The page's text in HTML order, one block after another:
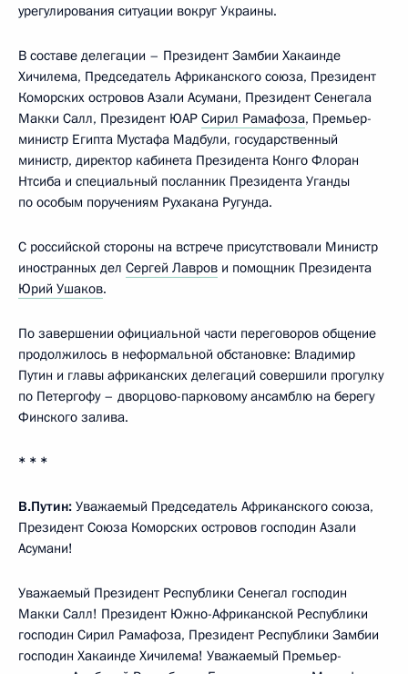
урегулирования ситуации вокруг Украины.
В составе делегации – Президент Замбии Хакаинде
Хичилема, Председатель Африканского союза, Президент
Коморских островов Азали Асумани, Президент Сенегала
Макки Салл, Президент ЮАР Сирил Рамафоза, Премьер-
министр Египта Мустафа Мадбули, государственный
министр, директор кабинета Президента Конго Флоран
Нтсиба и специальный посланник Президента Уганды
по особым поручениям Рухакана Ругунда.
С российской стороны на встрече присутствовали Министр
иностранных дел Сергей Лавров и помощник Президента
Юрий Ушаков.
По завершении официальной части переговоров общение
продолжилось в неформальной обстановке: Владимир
Путин и главы африканских делегаций совершили прогулку
по Петергофу – дворцово-парковому ансамблю на берегу
Финского залива.
* * *
В.Путин: Уважаемый Председатель Африканского союза,
Президент Союза Коморских островов господин Азали
Асумани!
Уважаемый Президент Республики Сенегал господин
Макки Салл! Президент Южно-Африканской Республики
господин Сирил Рамафоза, Президент Республики Замбии
господин Хакаинде Хичилема! Уважаемый Премьер-